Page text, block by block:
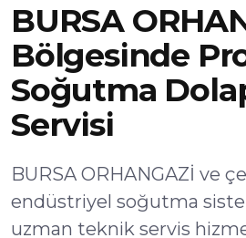
BURSA
Bölgesinde
Soğutma
Servisi
BURSA ORHANGAZİ ve
endüstriyel soğutma
uzman teknik servis